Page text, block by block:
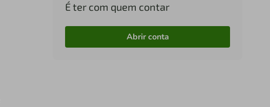
É ter com quem contar
Abrir conta